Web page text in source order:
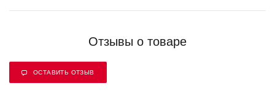
Отзывы о товаре
ОСТАВИТЬ ОТЗЫВ